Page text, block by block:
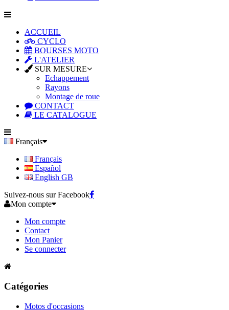
ACCUEIL
CYCLO
BOURSES MOTO
L'ATELIER
SUR MESURE
Echappement
Rayons
Montage de roue
CONTACT
LE CATALOGUE
Français
Français
Español
English GB
Suivez-nous sur Facebook
Mon compte
Mon compte
Contact
Mon Panier
Se connecter
Catégories
Motos d'occasions